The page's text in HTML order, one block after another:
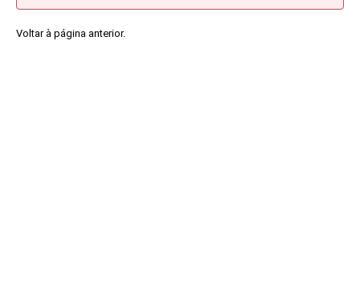
Voltar à página anterior.